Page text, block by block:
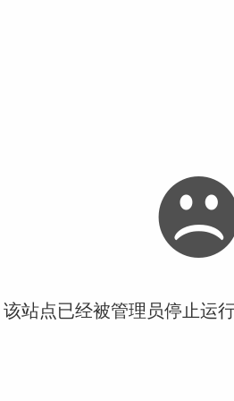
站点已经被管理员停止运